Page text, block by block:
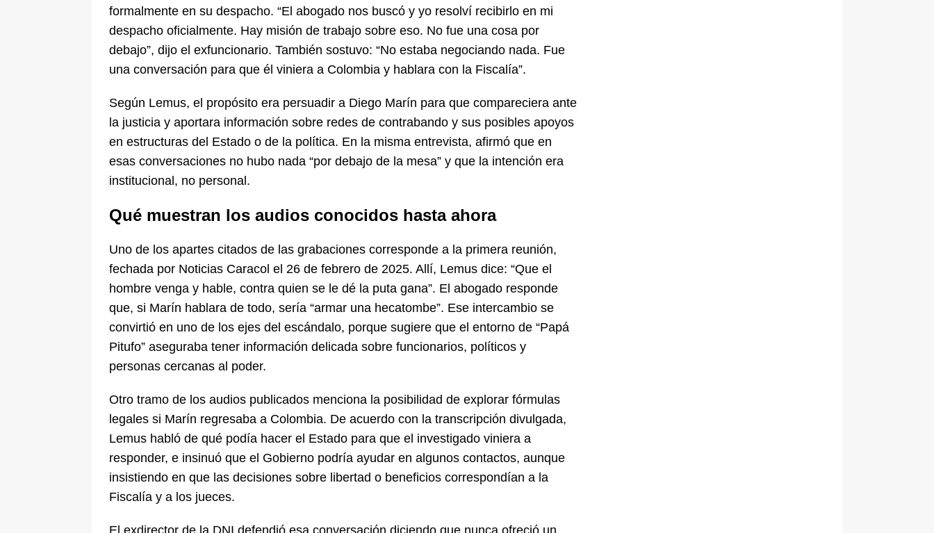
formalmente en su despacho. “El abogado nos buscó y yo resolví recibirlo en mi
despacho oficialmente. Hay misión de trabajo sobre eso. No fue una cosa por
debajo”, dijo el exfuncionario. También sostuvo: “No estaba negociando nada. Fue
una conversación para que él viniera a Colombia y hablara con la Fiscalía”.
Según Lemus, el propósito era persuadir a Diego Marín para que compareciera ante
la justicia y aportara información sobre redes de contrabando y sus posibles apoyos
en estructuras del Estado o de la política. En la misma entrevista, afirmó que en
esas conversaciones no hubo nada “por debajo de la mesa” y que la intención era
institucional, no personal.
Qué muestran los audios conocidos hasta ahora
Uno de los apartes citados de las grabaciones corresponde a la primera reunión,
fechada por Noticias Caracol el 26 de febrero de 2025. Allí, Lemus dice: “Que el
hombre venga y hable, contra quien se le dé la puta gana”. El abogado responde
que, si Marín hablara de todo, sería “armar una hecatombe”. Ese intercambio se
convirtió en uno de los ejes del escándalo, porque sugiere que el entorno de “Papá
Pitufo” aseguraba tener información delicada sobre funcionarios, políticos y
personas cercanas al poder.
Otro tramo de los audios publicados menciona la posibilidad de explorar fórmulas
legales si Marín regresaba a Colombia. De acuerdo con la transcripción divulgada,
Lemus habló de qué podía hacer el Estado para que el investigado viniera a
responder, e insinuó que el Gobierno podría ayudar en algunos contactos, aunque
insistiendo en que las decisiones sobre libertad o beneficios correspondían a la
Fiscalía y a los jueces.